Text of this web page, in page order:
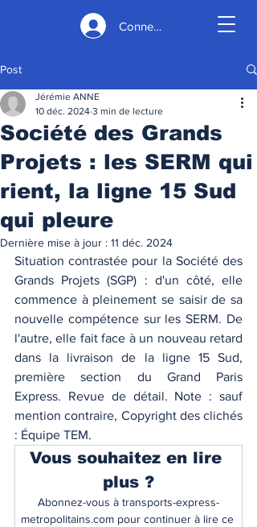
Connexion
Post
Société des Grands
Projets : les SERM qui
rient, la ligne 15 Sud
qui pleure
Jérémie ANNE
10 déc. 2024 3 min de lecture
Dernière mise à jour : 11 déc. 2024
Situation contrastée pour la Société des
Grands Projets (SGP) : d'un côté, elle
commence à pleinement se saisir de sa
nouvelle compétence sur les SERM. De
l'autre, elle fait face à un nouveau retard
dans la livraison de la ligne 15 Sud,
première section du Grand Paris
Express. Revue de détail. Note : sauf
mention contraire, Copyright des clichés
: Équipe TEM.
Vous souhaitez en lire
plus ?
Abonnez-vous à transports-express-
metropolitains.com pour continuer à lire ce